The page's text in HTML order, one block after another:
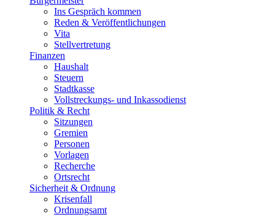
Ins Gespräch kommen
Reden & Veröffentlichungen
Vita
Stellvertretung
Finanzen
Haushalt
Steuern
Stadtkasse
Vollstreckungs- und Inkassodienst
Politik & Recht
Sitzungen
Gremien
Personen
Vorlagen
Recherche
Ortsrecht
Sicherheit & Ordnung
Krisenfall
Ordnungsamt